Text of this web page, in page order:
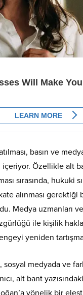
basın ve
Özellikle alt
sırasında, hukuki
alınması gerektiği
Medya uzmanları
ile kişilik
yeniden
sosyal medyada ve
alt bant
yönelik bir